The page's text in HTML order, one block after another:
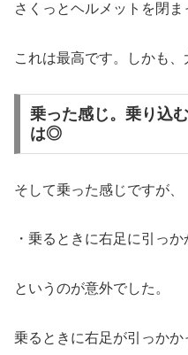
さくっとヘルメットを閉ま
これは最高です。しかも
乗った感じ。乗り込
は◎
そして乗った感じですが、
・乗るときに右足に引っか
というのが意外でした。
乗るときに右足が引っか